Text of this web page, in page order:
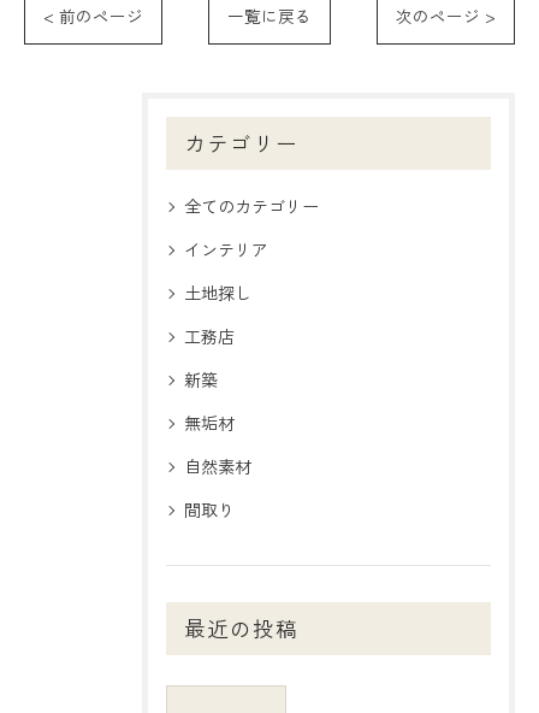
< 前のページ 一覧に戻る 次のページ >
カテゴリー
全てのカテゴリー
インテリア
土地探し
工務店
新築
無垢材
自然素材
間取り
最近の投稿